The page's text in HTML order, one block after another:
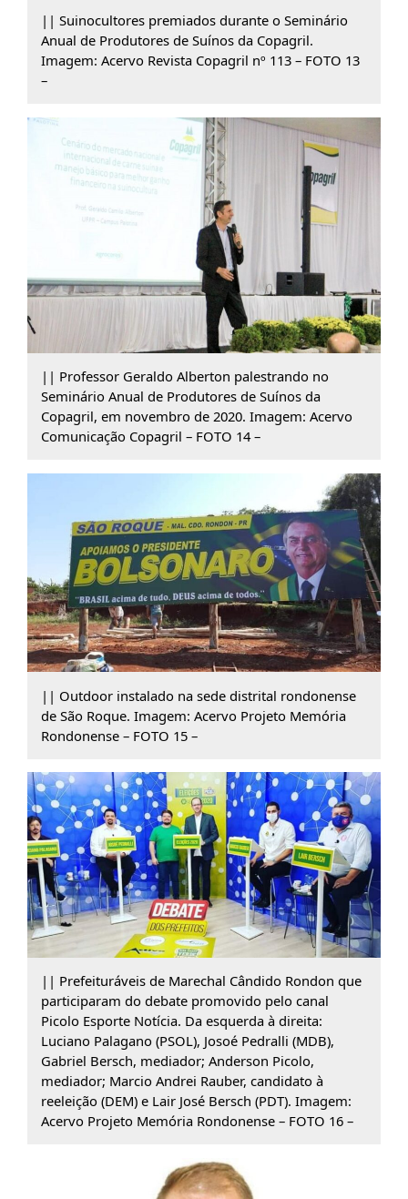
|| Suinocultores premiados durante o Seminário
Anual de Produtores de Suínos da Copagril.
Imagem: Acervo Revista Copagril nº 113 – FOTO 13
–
|| Professor Geraldo Alberton palestrando no
Seminário Anual de Produtores de Suínos da
Copagril, em novembro de 2020. Imagem: Acervo
Comunicação Copagril – FOTO 14 –
|| Outdoor instalado na sede distrital rondonense
de São Roque. Imagem: Acervo Projeto Memória
Rondonense – FOTO 15 –
|| Prefeituráveis de Marechal Cândido Rondon que
participaram do debate promovido pelo canal
Picolo Esporte Notícia. Da esquerda à direita:
Luciano Palagano (PSOL), Josoé Pedralli (MDB),
Gabriel Bersch, mediador; Anderson Picolo,
mediador; Marcio Andrei Rauber, candidato à
reeleição (DEM) e Lair José Bersch (PDT). Imagem:
Acervo Projeto Memória Rondonense – FOTO 16 –